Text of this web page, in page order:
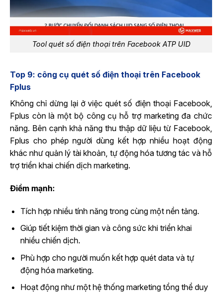
Tool quét số điện thoại trên Facebook ATP UID
Top 9: công cụ quét số điện thoại trên Facebook
Fplus
Không chỉ dừng lại ở việc quét số điện thoại Facebook,
Fplus còn là một bộ công cụ hỗ trợ marketing đa chức
năng. Bên cạnh khả năng thu thập dữ liệu từ Facebook,
Fplus cho phép người dùng kết hợp nhiều hoạt động
khác như quản lý tài khoản, tự động hóa tương tác và hỗ
trợ triển khai chiến dịch marketing.
Điểm mạnh:
Tích hợp nhiều tính năng trong cùng một nền tảng.
Giúp tiết kiệm thời gian và công sức khi triển khai
nhiều chiến dịch.
Phù hợp cho người muốn kết hợp quét data và tự
động hóa marketing.
Hoạt động như một hệ thống marketing tổng thể duy